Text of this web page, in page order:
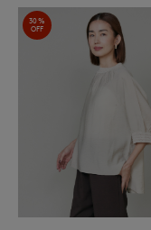
30%
OFF